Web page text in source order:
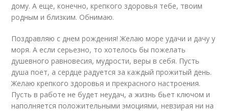
дому. А еще, конечно, крепкого здоровья тебе, твоим
родным и близким. Обнимаю.
Поздравляю с днем рождения! Желаю море удачи и дачу у
моря. А если серьезно, то хотелось бы пожелать
душевного равновесия, мудрости, веры в себя. Пусть
душа поет, а сердце радуется за каждый прожитый день.
Желаю крепкого здоровья и прекрасного настроения.
Пусть в работе не будет неудач, а жизнь бьет ключом и
наполняется положительными эмоциями, невзирая ни на